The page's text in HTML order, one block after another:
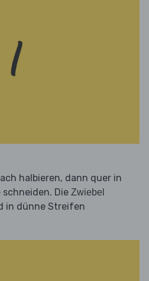
halbieren, dann quer in
schneiden. Die Zwiebel
in dünne Streifen